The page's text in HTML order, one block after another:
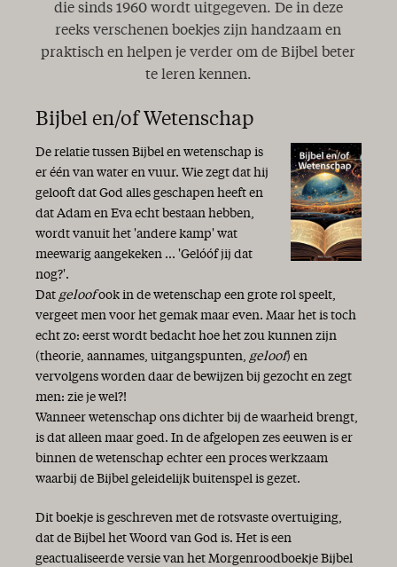
die sinds 1960 wordt uitgegeven. De in deze
reeks verschenen boekjes zijn handzaam en
praktisch en helpen je verder om de Bijbel beter
te leren kennen.
Bijbel en/of Wetenschap
De relatie tussen Bijbel en wetenschap is
er één van water en vuur. Wie zegt dat hij
gelooft dat God alles geschapen heeft en
dat Adam en Eva echt bestaan hebben,
wordt vanuit het 'andere kamp' wat
meewarig aangekeken ... 'Gelóóf jij dat
nog?'.
Dat geloofook in de wetenschap een grote rol speelt,
vergeet men voor het gemak maar even. Maar het is toch
echt zo: eerst wordt bedacht hoe het zou kunnen zijn
(theorie, aannames, uitgangspunten, geloof) en
vervolgens worden daar de bewijzen bij gezocht en zegt
men: zie je wel?!
Wanneer wetenschap ons dichter bij de waarheid brengt,
is dat alleen maar goed. In de afgelopen zes eeuwen is er
binnen de wetenschap echter een proces werkzaam
waarbij de Bijbel geleidelijk buitenspel is gezet.
Dit boekje is geschreven met de rotsvaste overtuiging,
dat de Bijbel het Woord van God is. Het is een
geactualiseerde versie van het Morgenroodboekje Bijbel